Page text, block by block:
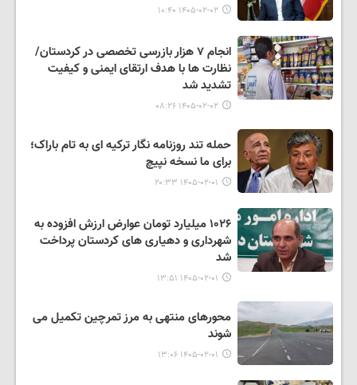
۱۴۰۵-۰۲-۰۲ ۱۰:۴۰
انجام ۷ هزار بازرسی تخصصی در کردستان/
نظارت ها با هدف ارتقای ایمنی و کیفیت
تشدید شد
۱۴۰۵-۰۲-۰۲ ۰۸:۲۶
حمله تند روزنامه نگار ترکیه ای به تام باراک؛
برای ما نسخه نپیچ
۱۴۰۵-۰۲-۰۱ ۲۰:۳۳
۱۰۲۶ میلیارد تومان عوارض ارزش افزوده به
شهرداری و دهیاری های کردستان پرداخت
شد
۱۴۰۵-۰۲-۰۱ ۱۳:۵۱
محورهای منتهی به مرز تمرچین تکمیل می
شوند
۱۴۰۵-۰۲-۰۱ ۱۳:۰۶